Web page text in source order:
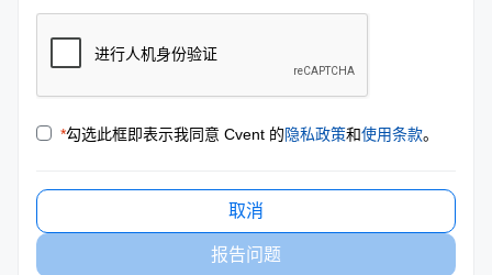
*勾选此框即表示我同意 Cvent 的隐私政策和使用条款。
取消
报告问题